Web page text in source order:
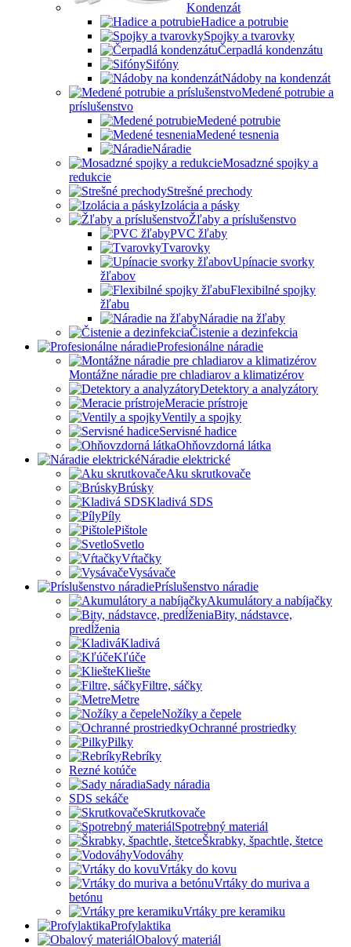
Kondenzát
Hadice a potrubie
Spojky a tvarovky
Čerpadlá kondenzátu
Sifóny
Nádoby na kondenzát
Medené potrubie a
príslušenstvo
Medené potrubie
Medené tesnenia
Náradie
Mosadzné spojky a
redukcie
Strešné prechody
Izolácia a pásky
Žľaby a príslušenstvo
PVC žľaby
Tvarovky
Upínacie svorky
žľabov
Flexibilné spojky
žľabu
Náradie na žľaby
Čistenie a dezinfekcia
Profesionálne náradie
Montážne náradie pre chladiarov a klimatizérov
Detektory a analyzátory
Meracie prístroje
Ventily a spojky
Servisné hadice
Ohňovzdorná látka
Náradie elektrické
Aku skrutkovače
Brúsky
Kladivá SDS
Píly
Pištole
Svetlo
Vŕtačky
Vysávače
Príslušenstvo náradie
Akumulátory a nabíjačky
Bity, nádstavce,
predĺženia
Kladivá
Kľúče
Kliešte
Filtre, sáčky
Metre
Nožíky a čepele
Ochranné prostriedky
Pilky
Rebríky
Rezné kotúče
Sady náradia
SDS sekáče
Skrutkovače
Spotrebný materiál
Škrabky, špachtle, štetce
Vodováhy
Vrtáky do kovu
Vrtáky do muriva a
betónu
Vrtáky pre keramiku
Profylaktika
Obalový materiál